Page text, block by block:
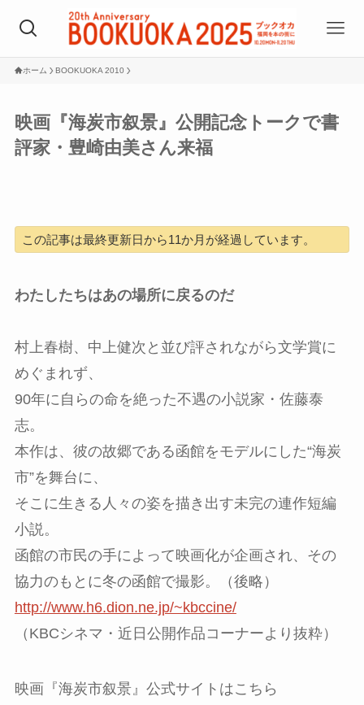
ホーム BOOKUOKA 2010
映画『海炭市叙景』公開記念トークで書
評家・豊崎由美さん来福
この記事は最終更新日から11か月が経過しています。
わたしたちはあの場所に戻るのだ
村上春樹、中上健次と並び評されながら文学賞に
めぐまれず、
90年に自らの命を絶った不遇の小説家・佐藤泰
志。
本作は、彼の故郷である函館をモデルにした“海炭
市”を舞台に、
そこに生きる人々の姿を描き出す未完の連作短編
小説。
函館の市民の手によって映画化が企画され、その
協力のもとに冬の函館で撮影。（後略）
http://www.h6.dion.ne.jp/~kbccine/
（KBCシネマ・近日公開作品コーナーより抜粋）
映画『海炭市叙景』公式サイトはこちら